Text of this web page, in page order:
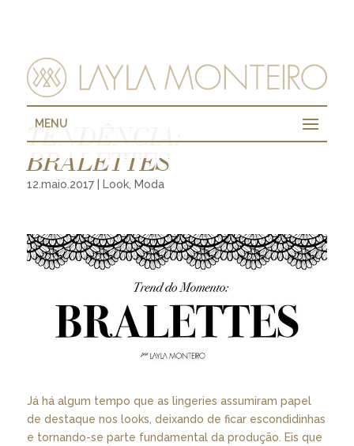
MENU
TENDÊNCIA:
BRALETTES
12.maio.2017| Look, Moda
Já há algum tempo que as lingeries assumiram papel
de destaque nos looks, deixando de ficar escondidinhas
e tornando-se parte fundamental da produção. Eis que